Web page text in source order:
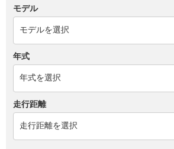
モデル
年式
走行距離